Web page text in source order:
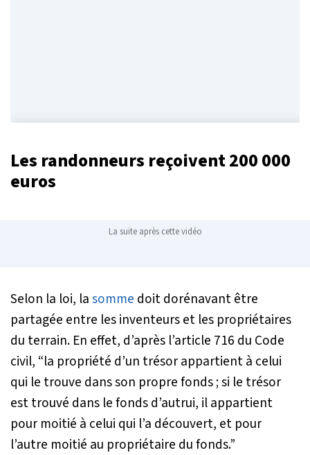
Les randonneurs reçoivent 200 000
euros
La suite après cette vidéo
Selon la loi, lasomme doit dorénavant être
partagée entre les inventeurs et les propriétaires
du terrain. En effet, d’après l’article 716 du Code
civil, “la propriété d’un trésor appartient à celui
qui le trouve dans son propre fonds ; si le trésor
est trouvé dans le fonds d’autrui, il appartient
pour moitié à celui qui l’a découvert, et pour
l’autre moitié au propriétaire du fonds.”